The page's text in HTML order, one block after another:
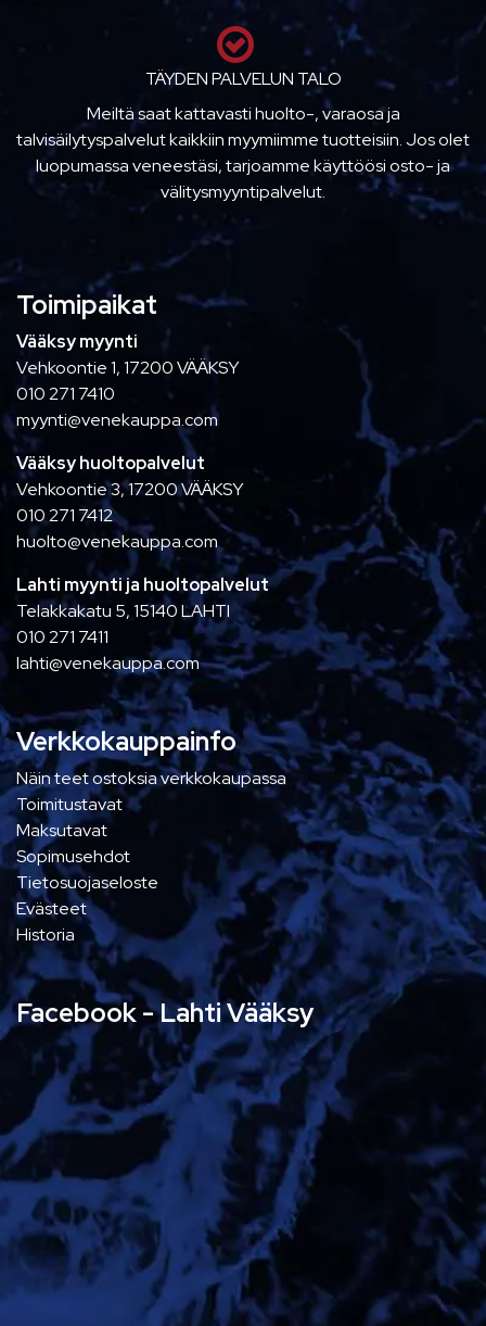
TÄYDEN PALVELUN TALO
Meiltä saat kattavasti huolto-, varaosa ja
talvisäilytyspalvelut kaikkiin myymiimme tuotteisiin. Jos olet
luopumassa veneestäsi, tarjoamme käyttöösi osto- ja
välitysmyyntipalvelut.
Toimipaikat
Vääksy myynti
Vehkoontie 1, 17200 VÄÄKSY
010 271 7410
myynti@venekauppa.com
Vääksy huoltopalvelut
Vehkoontie 3, 17200 VÄÄKSY
010 271 7412
huolto@venekauppa.com
Lahti myynti ja huoltopalvelut
Telakkakatu 5, 15140 LAHTI
010 271 7411
lahti@venekauppa.com
Verkkokauppainfo
Näin teet ostoksia verkkokaupassa
Toimitustavat
Maksutavat
Sopimusehdot
Tietosuojaseloste
Evästeet
Historia
Facebook - Lahti Vääksy